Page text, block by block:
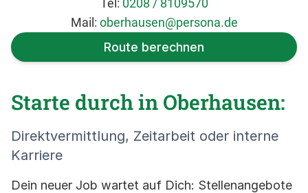
Mail: oberhausen@persona.de
Route berechnen
Starte durch in Oberhausen:
Direktvermittlung, Zeitarbeit oder interne
Karriere
Dein neuer Job wartet auf Dich: Stellenangebote